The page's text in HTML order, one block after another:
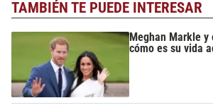
TAMBIÉN TE PUEDE INTERESAR
Meghan Markle
cómo es su vida